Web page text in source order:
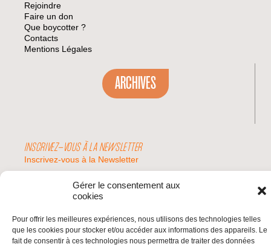
Gérer le consentement aux
cookies
Pour offrir les meilleures expériences, nous utilisons des technologies telles
que les cookies pour stocker et/ou accéder aux informations des appareils. Le
fait de consentir à ces technologies nous permettra de traiter des données
Rejoindre
Faire un don
Que boycotter ?
Contacts
Mentions Légales
ARCHIVES
INSCRIVEZ-VOUS À LA NEWSLETTER
Inscrivez-vous à la Newsletter